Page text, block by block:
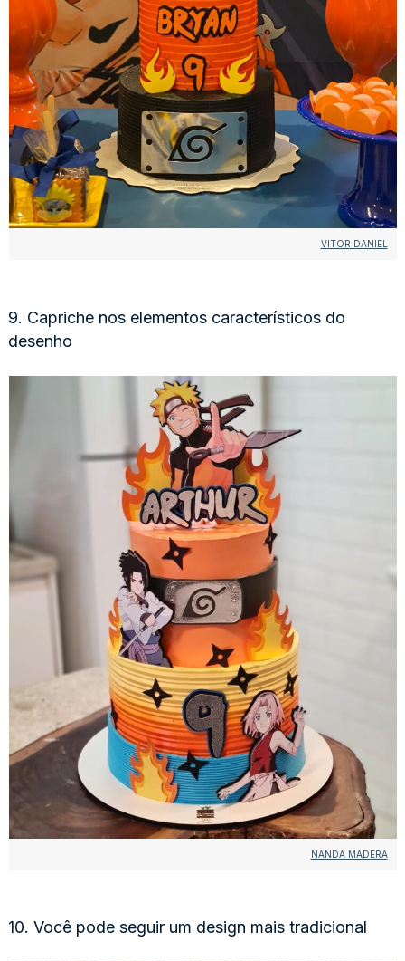
VITOR DANIEL
9. Capriche nos elementos característicos do
desenho
NANDA MADERA
10. Você pode seguir um design mais tradicional